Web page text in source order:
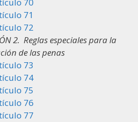
70
71
72
2. Reglas especiales para la
de las penas
73
74
75
76
77